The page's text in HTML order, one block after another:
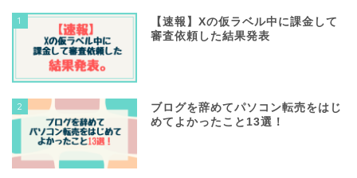
1
【速報】Xの仮ラベル中に課金して
審査依頼した結果発表
2
ブログを辞めてパソコン転売をはじ
めてよかったこと13選！